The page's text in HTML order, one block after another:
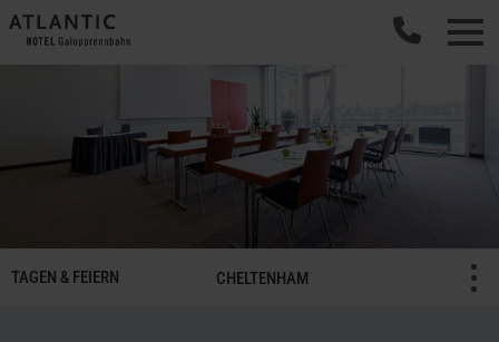
Tagen
TAGEN & FEIERN CHELTENHAM Menü öffnen/